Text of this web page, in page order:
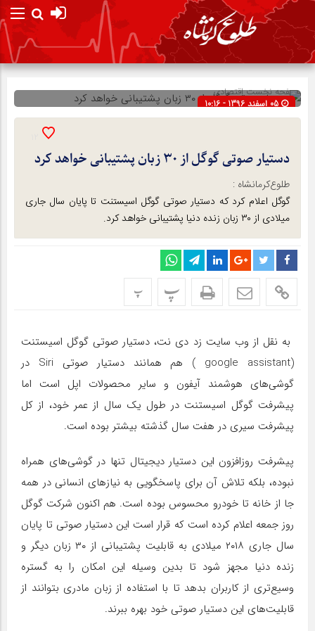
صفحه نخستاقتصادی
05 اسفند 1396 - 10:16
دستیار صوتی گوگل از ۳۰ زبان پشتیبانی خواهد کرد
طلوع‌‌کرمانشاه :
گوگل اعلام کرد که دستیار صوتی گوگل اسیستنت تا پایان سال جاری
میلادی از ۳۰ زبان زنده دنیا پشتیبانی خواهد کرد.
پ پ
به نقل از وب سایت زد دی نت، دستیار صوتی گوگل اسیستنت
(
google assistant ) هم همانند دستیار صوتیSiri در
گوشی‌های هوشمند آیفون و سایر محصولات اپل است اما
پیشرفت گوگل اسیستنت در طول یک سال از عمر خود، از کل
پیشرفت سیری در هفت سال گذشته بیشتر بوده است.
پیشرفت روزافزون این دستیار دیجیتال تنها در گوشی‌های همراه
نبوده، بلکه تلاش آن برای پاسخگویی به نیازهای انسانی در همه
جا از خانه‌ تا خودرو محسوس بوده است. هم اکنون شرکت گوگل
روز جمعه اعلام کرده است که قرار است این دستیار صوتی تا پایان
سال جاری ۲۰۱۸ میلادی به قابلیت پشتیبانی از ۳۰ زبان دیگر و
زنده دنیا مجهز شود تا بدین وسیله این امکان را به گستره
وسیع‌تری از کاربران بدهد تا با استفاده از زبان مادری بتوانند از
قابلیت‌های این دستیار صوتی خود بهره ببرند.